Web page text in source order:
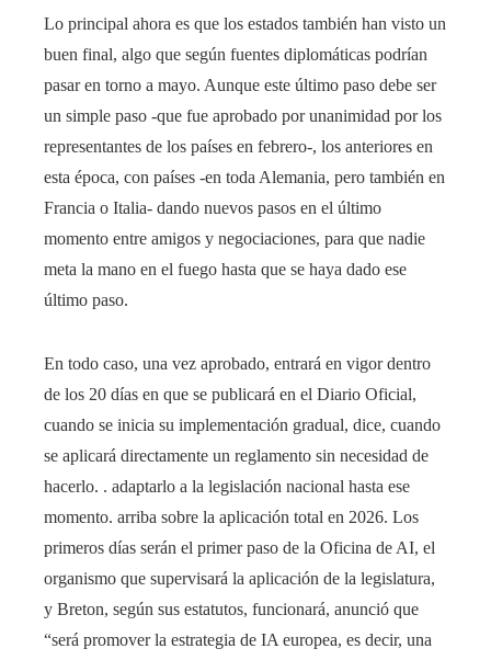
Lo principal ahora es que los estados también han visto un
buen final, algo que según fuentes diplomáticas podrían
pasar en torno a mayo. Aunque este último paso debe ser
un simple paso -que fue aprobado por unanimidad por los
representantes de los países en febrero-, los anteriores en
esta época, con países -en toda Alemania, pero también en
Francia o Italia- dando nuevos pasos en el último
momento entre amigos y negociaciones, para que nadie
meta la mano en el fuego hasta que se haya dado ese
último paso.
En todo caso, una vez aprobado, entrará en vigor dentro
de los 20 días en que se publicará en el Diario Oficial,
cuando se inicia su implementación gradual, dice, cuando
se aplicará directamente un reglamento sin necesidad de
hacerlo. . adaptarlo a la legislación nacional hasta ese
momento. arriba sobre la aplicación total en 2026. Los
primeros días serán el primer paso de la Oficina de AI, el
organismo que supervisará la aplicación de la legislatura,
y Breton, según sus estatutos, funcionará, anunció que
“será promover la estrategia de IA europea, es decir, una